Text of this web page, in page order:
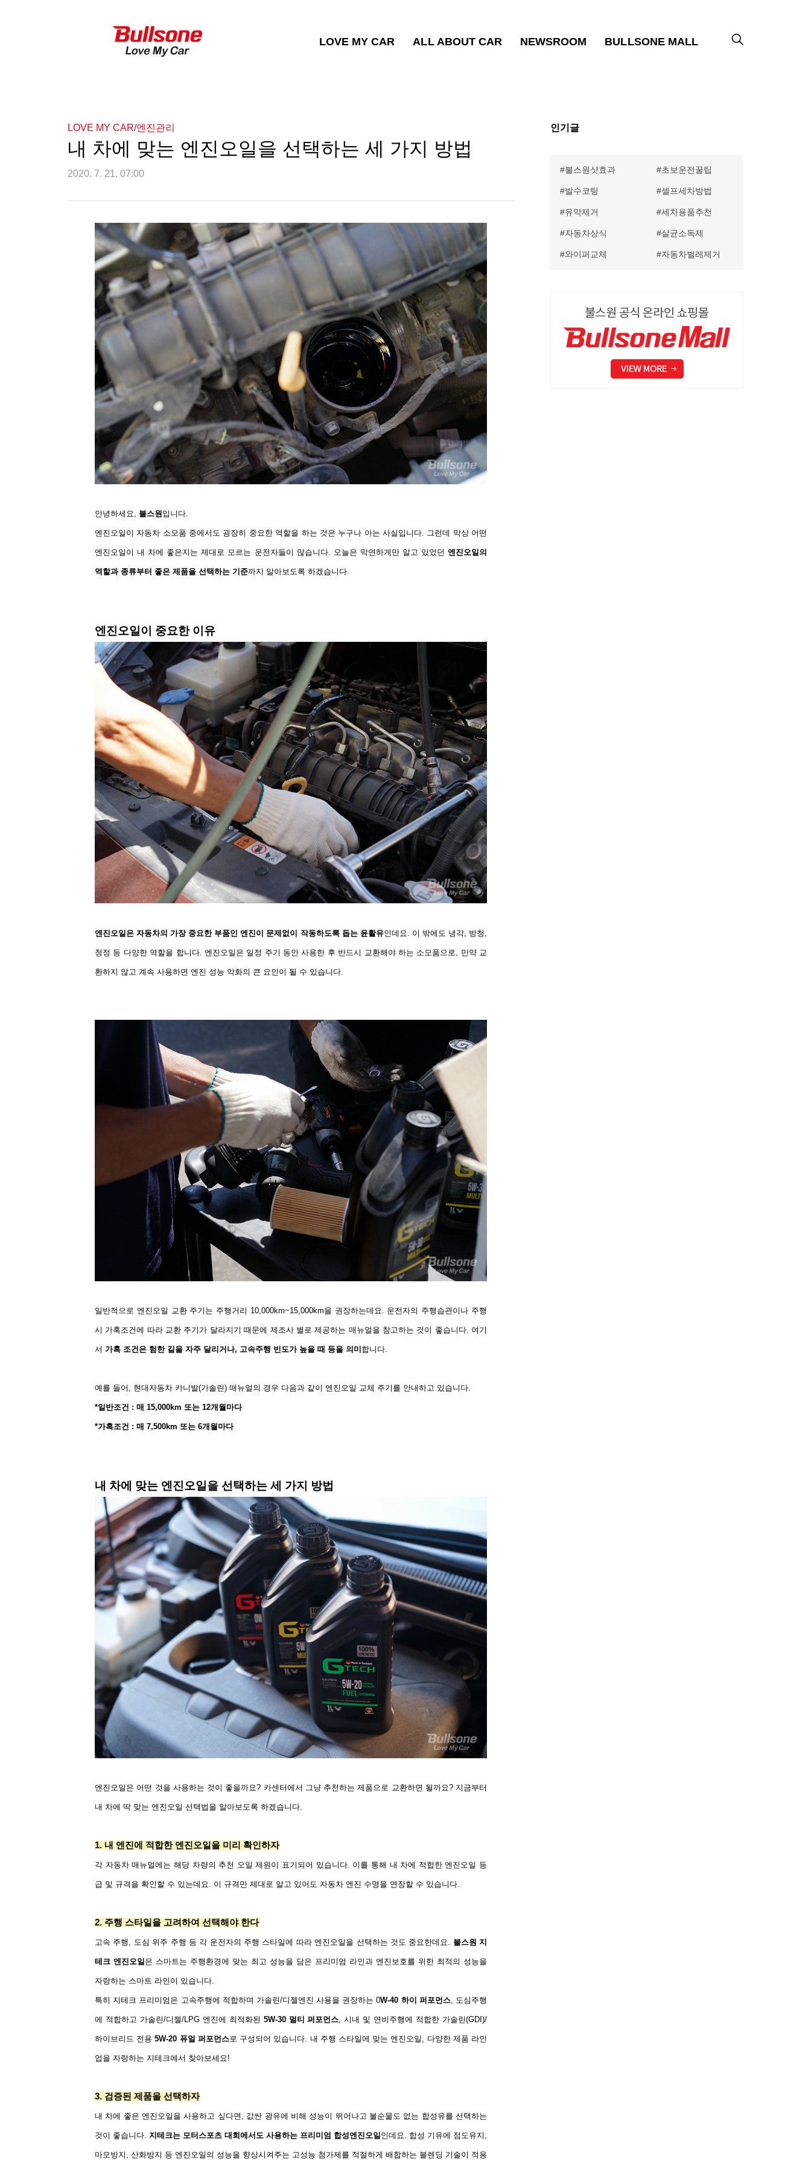
LOVE MY CAR ALL ABOUT CAR NEWSROOM BULLSONE MALL
LOVE MY CAR/엔진관리
내 차에 맞는 엔진오일을 선택하는 세 가지 방법
2020. 7. 21. 07:00
안녕하세요, 불스원입니다.
엔진오일이 자동차 소모품 중에서도 굉장히 중요한 역할을 하는 것은 누구나 아는 사실입니다. 그런데 막상 어떤
엔진오일이 내 차에 좋은지는 제대로 모르는 운전자들이 많습니다. 오늘은 막연하게만 알고 있었던엔진오일의
역할과 종류부터 좋은 제품을 선택하는 기준까지 알아보도록 하겠습니다.
엔진오일이 중요한 이유
엔진오일은 자동차의 가장 중요한 부품인 엔진이 문제없이 작동하도록 돕는 윤활유인데요 이 밖에도 냉각, 방청
청정 등 다양한 역할을 합니다. 엔진오일은 일정 주기 동안 사용한 후 반드시 교환해야 하는 소모품으로 만약 교
환하지 않고 계속 사용하면 엔진 성능 악화의 큰 요인이 될 수 있습니다
일반적으로 엔진오일 교환 주기는 주행거리 10,000km~15,000km을 권장하는데요 운전자의 주행습관이나 주행
시 가혹조건에 따라 교환 주기가 달라지기 때문에 제조사 별로 제공하는 매뉴얼을 참고하는 것이 좋습니다. 여기
서 가혹 조건은 험한 길을 자주 달리거나, 고속주행 빈도가 높을 때 등을 의미 합니다
예를 들어 현대자동차 카니발(가솔린) 매뉴얼의 경우 다음과 같이 엔진오일 교체 주기를 안내하고 있습니다
*일반조건 : 매 15,000km 또는 12개월마다
*가혹조건 : 매 7,500km 또는 6개월마다
내 차에 맞는 엔진오일을 선택하는 세 가지 방법
엔진오일은 어떤 것을 사용하는 것이 좋을까요? 카센터에서 그냥 추천하는 제품으로 교환하면 될까요? 지금부터
내 차에 딱 맞는 엔진오일 선택법을 알아보도록 하겠습니다.
1. 내 엔진에 적합한 엔진오일을 미리 확인하자
각 자동차 매뉴얼에는 해당 차량의 추천 오일 제원이 표기되어 있습니다. 이를 통해 내 차에 적합한 엔진오일 등
급 및 규격을 확인할 수 있는데요. 이 규격만 제대로 알고 있어도 자동차 엔진 수명을 연장할 수 있습니다.
2. 주행 스타일을 고려하여 선택해야 한다
고속 주행, 도심 위주 주행 등 각 운전자의 주행 스타일에 따라 엔진오일을 선택하는 것도 중요한데요. 불스원 지
테크 엔진오일은 스마트는 주행환경에 맞는 최고 성능을 담은 프리미엄 라인과 엔진보호를 위한 최적의 성능을
자랑하는 스마트 라인이 있습니다.
특히 지테크 프리미엄은 고속주행에 적합하며 가솔린/디젤엔진 사용을 권장하는 0W-40 하이 퍼포먼스, 도심주행
에 적합하고 가솔린/디젤/LPG 엔진에 최적화된 5W-30 멀티 퍼포먼스,시내 및 연비주행에 적합한 가솔린(GDI)/
하이브리드 전용 5W-20 퓨얼 퍼포먼스로 구성되어 있습니다. 내 주행 스타일에 맞는 엔진오일 , 다양한 제품 라인
업을 자랑하는 지테크에서 찾아보세요!
3. 검증된 제품을 선택하자
내 차에 좋은 엔진오일을 사용하고 싶다면 , 값싼 광유에 비해 성능이 뛰어나고 불순물도 없는 합성유를 선택하는
것이 좋습니다. 지테크는 모터스포츠 대회에서도 사용하는 프리미엄 합성엔진오일인데요. 합성 기유에 점도유지 ,
마모방지 , 산화방지 등 엔진오일의 성능을 향상시켜주는 고성능 첨가제를 적절하게 배합하는 블렌딩 기술이 적용
인기글
불스원샷효과 초보운전꿀팁
발수코팅 셀프세차방법
유막제거 세차용품추천
자동차상식 살균소독제
와이퍼교체 자동차벌레제거